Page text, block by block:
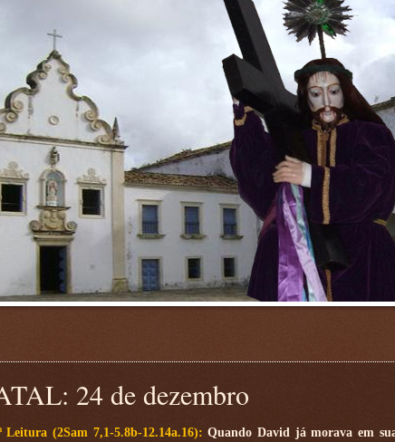
24 de dezembro
Leitura (2Sam 7,1-5.8b-12.14a.16): Quando David já morava em